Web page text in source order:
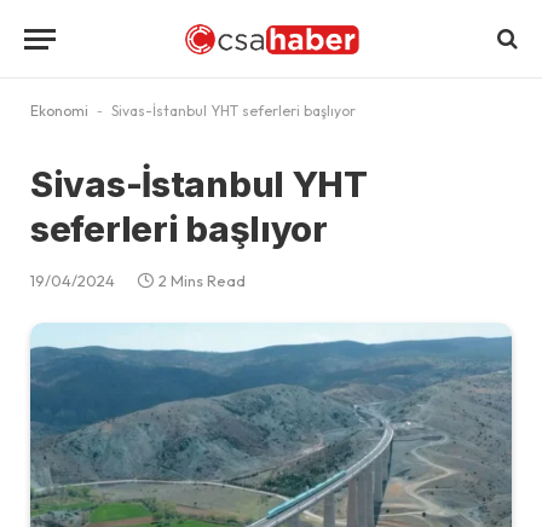
Ekonomi - Sivas-İstanbul YHT seferleri başlıyor
Sivas-İstanbul YHT
seferleri başlıyor
19/04/2024 2 Mins Read